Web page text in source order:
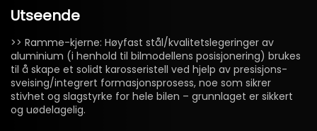
Utseende
>> Ramme-kjerne: Høyfast stål/kvalitetslegeringer av
aluminium (i henhold til bilmodellens posisjonering) brukes
til å skape et solidt karosseristell ved hjelp av presisjons-
sveising/integrert formasjonsprosess, noe som sikrer
stivhet og slagstyrke for hele bilen – grunnlaget er sikkert
og uødelagelig.